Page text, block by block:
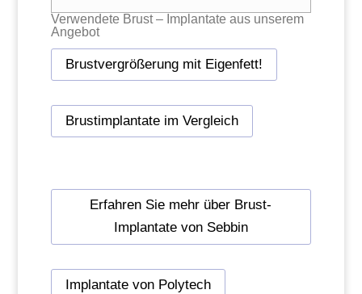
Verwendete Brust – Implantate aus unserem
Angebot
Brustvergrößerung mit Eigenfett!
Brustimplantate im Vergleich
Erfahren Sie mehr über Brust-
Implantate von Sebbin
Implantate von Polytech